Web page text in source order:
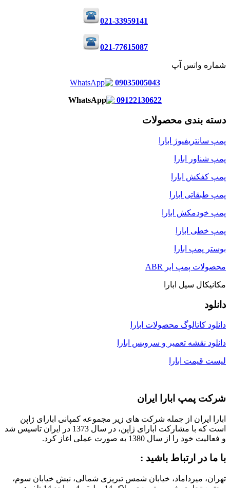
021-33959141
021-77615087
شماره واتس آپ
09035005043
09122130622
دسته بندی محصولات
پمپ سانتریفیوژ ابارا
پمپ شناور ابارا
پمپ کفکش ابارا
پمپ طبقاتی ابارا
پمپ خودمکش ابارا
پمپ خطی ابارا
بوستر پمپ ابارا
محصولات پمپ ابر ABR
مکانیکال سیل ابارا
دانلود
دانلود کاتالوگ محصولات ابارا
دانلود نقشه تعمیر و سرویس ابارا
لیست قیمت ابارا
شرکت پمپ ابارا ایران
ابارا ایران از جمله شرکت های زیر مجموعه کمپانی ابارای ژاپن
است که با مشارکت ابارای ژاپن، در سال 1373 در ایران تاسیس شد
و فعالیت خود را از سال 1380 به صورت عملی اغاز کرد.
با ما در ارتباط باشید :
تهران، میرداماد، خیابان شمس تبریزی شمالی، نبش خیابان سوم،